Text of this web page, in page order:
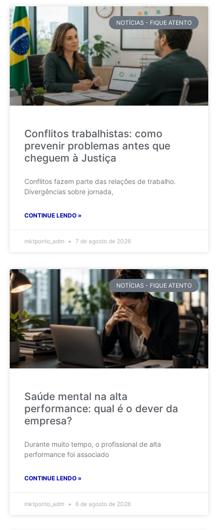
NOTÍCIAS - FIQUE ATENTO
Conflitos trabalhistas: como
prevenir problemas antes que
cheguem à Justiça
Conflitos fazem parte das relações de trabalho.
Divergências sobre jornada,
CONTINUE LENDO »
mktponto_adm 7 de agosto de 2026
NOTÍCIAS - FIQUE ATENTO
Saúde mental na alta
performance: qual é o dever da
empresa?
Durante muito tempo, o profissional de alta
performance foi associado
CONTINUE LENDO »
mktponto_adm 6 de agosto de 2026